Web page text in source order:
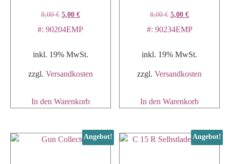
8,00€ 5,00 €
#: 90204EMP
inkl. 19% MwSt.
zzgl. Versandkosten
In den Warenkorb
8,00€ 5,00€
#: 90234EMP
inkl. 19% MwSt.
zzgl.Versandkosten
In den Warenkorb
Angebot! Angebot!